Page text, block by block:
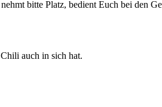
bitte Platz, bedient Euch bei den
auch in sich hat.